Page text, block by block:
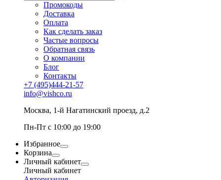
Промокоды
Доставка
Оплата
Как сделать заказ
Частые вопросы
Обратная связь
О компании
Блог
Контакты
+7 (495)444-21-57
info@vishco.ru
Москва, 1-й Нагатинский проезд, д.2
Пн-Пт с 10:00 до 19:00
Избранное
Корзина
Личный кабинет
Личный кабинет